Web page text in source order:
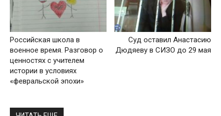
Российская школа в
военное время. Разговор о
ценностях с учителем
истории в условиях
«февральской эпохи»
Суд оставил Анастасию
Дюдяеву в СИЗО до 29 мая